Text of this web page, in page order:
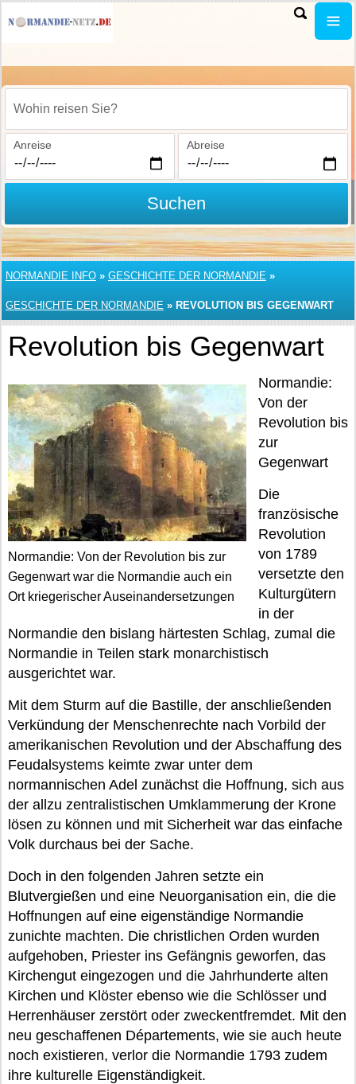
Wohin reisen Sie?
Anreise Abreise
Suchen
NORMANDIE INFO » GESCHICHTE DER NORMANDIE »
GESCHICHTE DER NORMANDIE » REVOLUTION BIS GEGENWART
Revolution bis Gegenwart
Normandie: Von der Revolution bis zur
Gegenwart war die Normandie auch ein
Ort kriegerischer Auseinandersetzungen
Normandie:
Von der
Revolution bis
zur
Gegenwart
Die
französische
Revolution
von 1789
versetzte den
Kulturgütern
in der
Normandie den bislang härtesten Schlag, zumal die
Normandie in Teilen stark monarchistisch
ausgerichtet war.
Mit dem Sturm auf die Bastille, der anschließenden
Verkündung der Menschenrechte nach Vorbild der
amerikanischen Revolution und der Abschaffung des
Feudalsystems keimte zwar unter dem
normannischen Adel zunächst die Hoffnung, sich aus
der allzu zentralistischen Umklammerung der Krone
lösen zu können und mit Sicherheit war das einfache
Volk durchaus bei der Sache.
Doch in den folgenden Jahren setzte ein
Blutvergießen und eine Neuorganisation ein, die die
Hoffnungen auf eine eigenständige Normandie
zunichte machten. Die christlichen Orden wurden
aufgehoben, Priester ins Gefängnis geworfen, das
Kirchengut eingezogen und die Jahrhunderte alten
Kirchen und Klöster ebenso wie die Schlösser und
Herrenhäuser zerstört oder zweckentfremdet. Mit den
neu geschaffenen Départements, wie sie auch heute
noch existieren, verlor die Normandie 1793 zudem
ihre kulturelle Eigenständigkeit.